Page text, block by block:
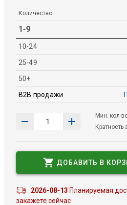
Количество
1-9
10-24
25-49
50+
B2B продажи
Мин. кол-
Кратность
ДОБАВИТЬ В
2026-08-13 Планируемая
закажете сейчас